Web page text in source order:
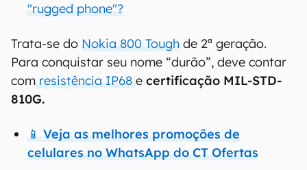
"rugged phone"?
Trata-se do Nokia 800 Tough de 2ª geração.
Para conquistar seu nome “durão”, deve contar
com resistência IP68 e certificação MIL-STD-
810G.
📱 Veja as melhores promoções de
celulares no WhatsApp do CT Ofertas